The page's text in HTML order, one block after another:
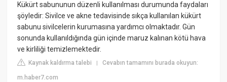
Kükürt sabununun düzenli kullanılması durumunda faydaları
şöyledir: Sivilce ve akne tedavisinde sıkça kullanılan kükürt
sabunu sivilcelerin kurumasına yardımcı olmaktadır. Gün
sonunda kullanıldığında gün içinde maruz kalınan kötü hava
ve kirliliği temizlemektedir.
Kaynak kaldırma talebi |Cevabın tamamını burada okuyun:
m.haber7.com